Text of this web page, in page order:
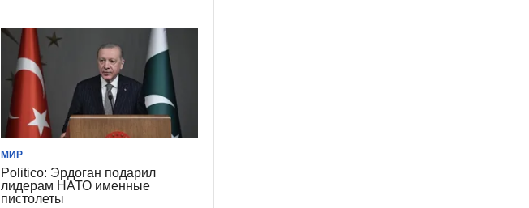
МИР
Politico: Эрдоган подарил
лидерам НАТО именные
пистолеты